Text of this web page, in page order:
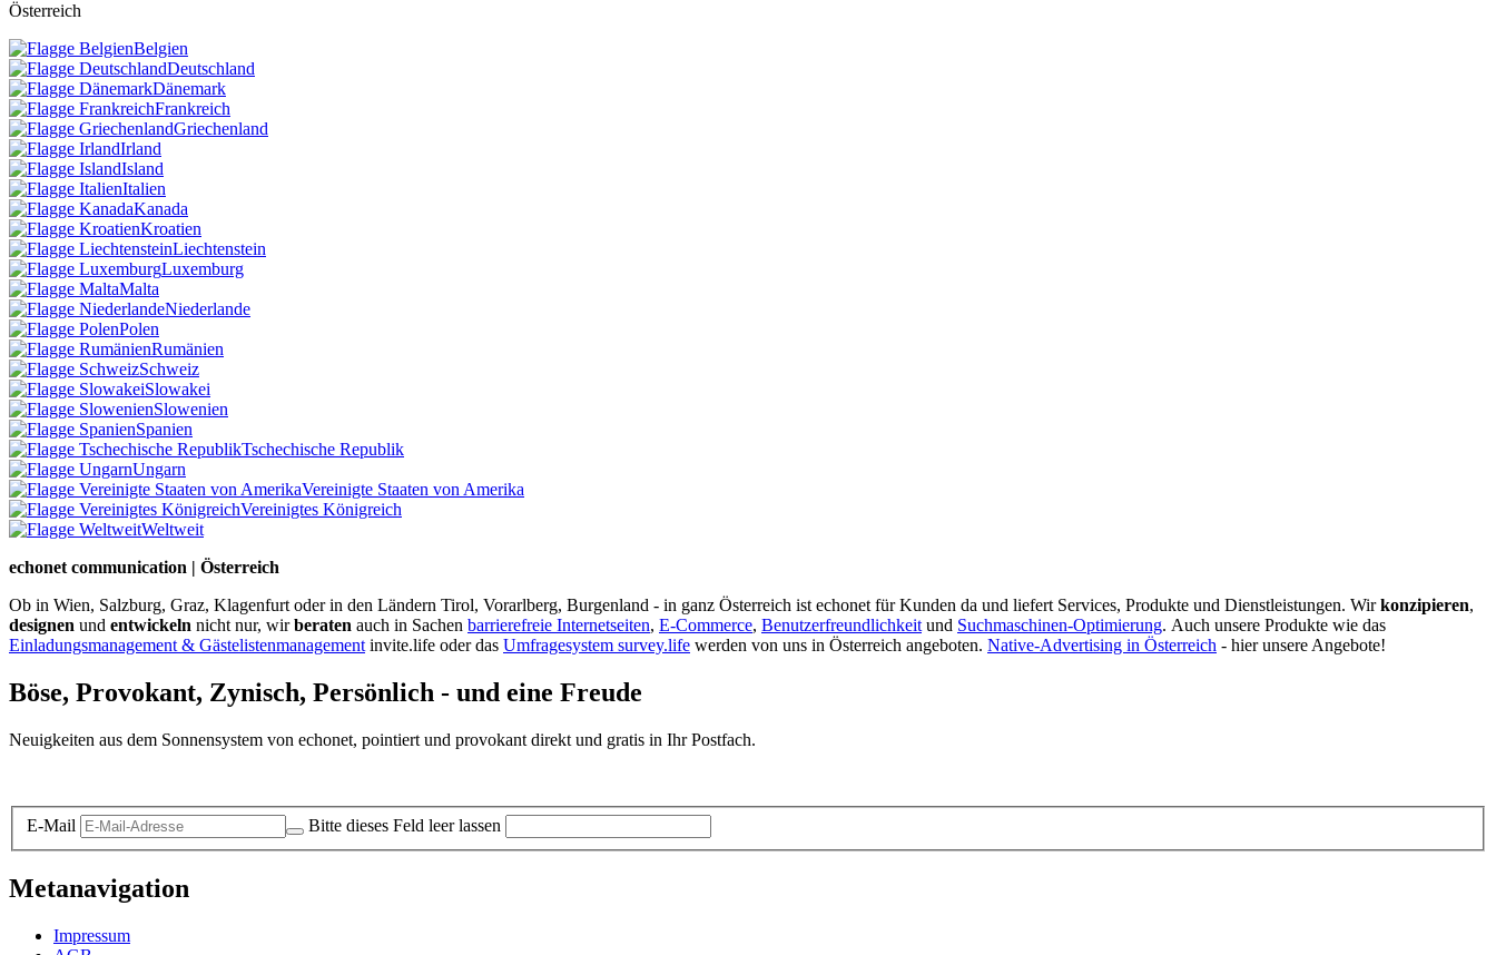
Österreich
Belgien
Deutschland
Dänemark
Frankreich
Griechenland
Irland
Island
Italien
Kanada
Kroatien
Liechtenstein
Luxemburg
Malta
Niederlande
Polen
Rumänien
Schweiz
Slowakei
Slowenien
Spanien
Tschechische Republik
Ungarn
Vereinigte Staaten von Amerika
Vereinigtes Königreich
Weltweit
echonet communication | Österreich
Ob in Wien, Salzburg, Graz, Klagenfurt oder in den Ländern Tirol, Vorarlberg, Burgenland - in ganz Österreich ist echonet für Kunden da und liefert Services, Produkte und Dienstleistungen. Wirkonzipieren,
designen und entwickeln nicht nur, wirberaten auch in Sachen barrierefreie Internetseiten, E-Commerce, Benutzerfreundlichkeit und Suchmaschinen-Optimierung. Auch unsere Produkte wie das
Einladungsmanagement & Gästelistenmanagement invite.life oder das Umfragesystem survey.life werden von uns in Österreich angeboten. Native-Advertising in Österreich - hier unsere Angebote!
Böse, Provokant, Zynisch, Persönlich - und eine Freude
Neuigkeiten aus dem Sonnensystem von echonet, pointiert und provokant direkt und gratis in Ihr Postfach.
E-Mail Bitte dieses Feld leer lassen
Metanavigation
Impressum